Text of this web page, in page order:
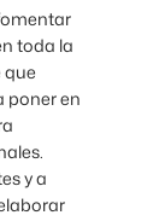
toda la
poner en
y a